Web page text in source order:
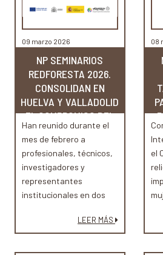
09 marzo 2026
NP SEMINARIOS
REDFORESTA 2026.
CONSOLIDAN EN
HUELVA Y VALLADOLID
EL COMPROMISO DEL
SECTOR...
Han reunido durante el
mes de febrero a
profesionales, técnicos,
investigadores y
representantes
institucionales en dos
esta iniciativa como un
foro de referencia para el
sector forestal español.
LEER MÁS
08
el